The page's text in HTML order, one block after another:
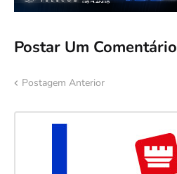
Postar Um Comentário
Postagem Anterior